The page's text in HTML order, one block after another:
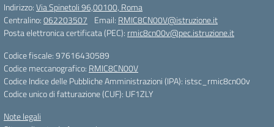
Indirizzo:Via Spinetoli 96,00100, Roma
Centralino:062203507 Email: RMIC8CN00V@istruzione.it
Posta elettronica certificata (PEC): rmic8cn00v@pec.istruzione.it
Codice fiscale: 97616430589
Codice meccanografico: RMIC8CN00V
Codice Indice delle Pubbliche Amministrazioni (IPA): istsc_rmic8cn00v
Codice unico di fatturazione (CUF): UF1ZLY
Note legali